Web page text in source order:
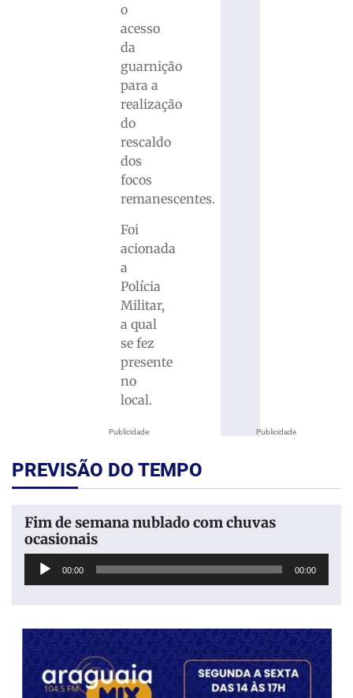
Publicidade
o
acesso
da
guarnição
para a
realização
do
rescaldo
dos
focos
remanescentes.
Foi
acionada
a
Polícia
Militar,
a qual
se fez
presente
no
local.
Publicidade
PREVISÃO DO TEMPO
Fim de semana nublado com chuvas
ocasionais
Tocador
00:00 00:00